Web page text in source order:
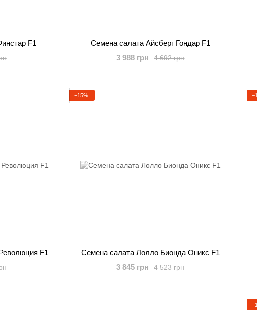
F1 Семена салата Айсберг Гондар F1
4 692 грн
3 988 грн
F1
−15%
Семена салата Лолло Бионда Оникс F1
4 523 грн
3 845 грн